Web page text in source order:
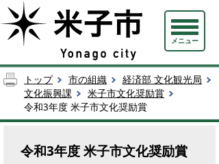
メニュー
トップ 市の組織
経済部 文化観光局
文化振興課
米子市文化奨励賞
令和3年度 米子市文化奨励賞
令和3年度 米子市文化奨励賞